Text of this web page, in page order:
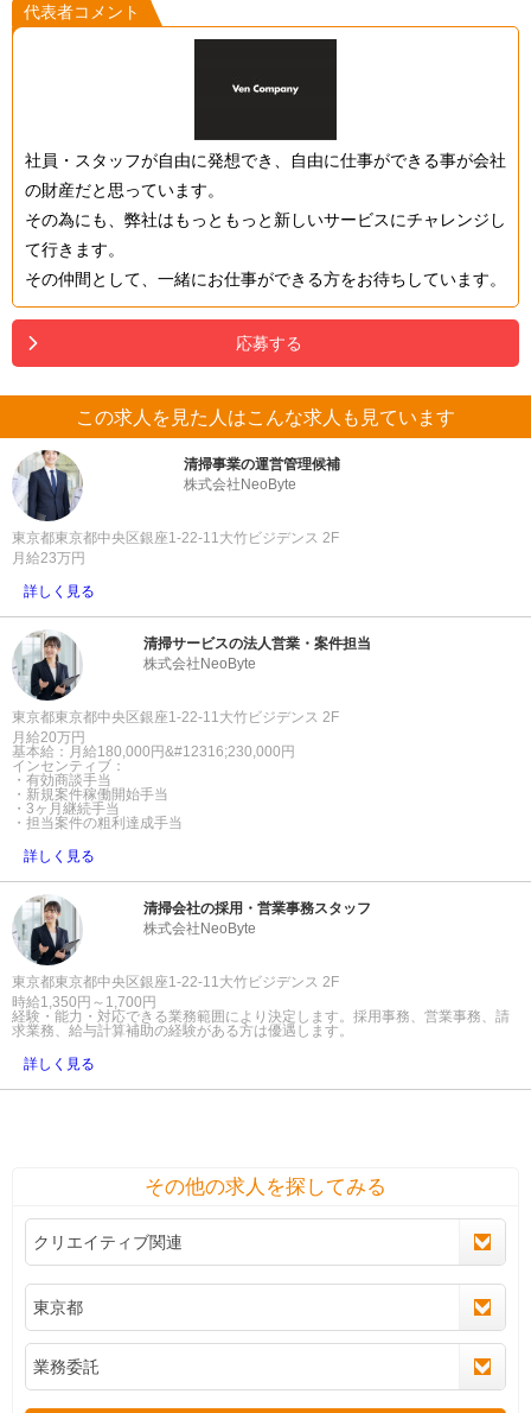
代表者コメント
社員・スタッフが自由に発想でき、自由に仕事ができる事が会社
の財産だと思っています。
その為にも、弊社はもっともっと新しいサービスにチャレンジし
て行きます。
その仲間として、一緒にお仕事ができる方をお待ちしています。
応募する
この求人を見た人はこんな求人も見ています
清掃事業の運営管理候補
株式会社NeoByte
東京都東京都中央区銀座1-22-11大竹ビジデンス 2F
月給23万円
詳しく見る
清掃サービスの法人営業・案件担当
株式会社NeoByte
東京都東京都中央区銀座1-22-11大竹ビジデンス 2F
月給20万円
基本給：月給180,000円&#12316;230,000円
インセンティブ：
・有効商談手当
・新規案件稼働開始手当
・3ヶ月継続手当
・担当案件の粗利達成手当
詳しく見る
清掃会社の採用・営業事務スタッフ
株式会社NeoByte
東京都東京都中央区銀座1-22-11大竹ビジデンス 2F
時給1,350円～1,700円
経験・能力・対応できる業務範囲により決定します。採用事務、営業事務、請
求業務、給与計算補助の経験がある方は優遇します。
詳しく見る
その他の求人を探してみる